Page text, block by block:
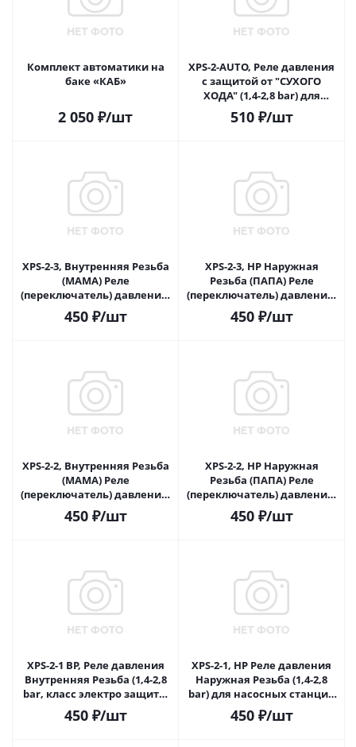
Комплект автоматики на
баке «КАБ»
2 050 ₽/шт
XPS-2-AUTO, Реле давления
c защитой от "СУХОГО
ХОДА" (1,4-2,8 bar) для
насосов и станций
510₽/шт
XPS-2-3, Внутренняя Резьба
(МАМА) Реле
(переключатель) давления,
(2,8-4,2 bar, класс электро
защиты
450₽/шт
XPS-2-3, НР Наружная
Резьба (ПАПА) Реле
(переключатель) давления,
(2,8-4,2 bar)
450₽/шт
XPS-2-2, Внутренняя Резьба
(МАМА) Реле
(переключатель) давления,
(2,1-3,5 bar, класс электро
защиты
450₽/шт
XPS-2-2, НР Наружная
Резьба (ПАПА) Реле
(переключатель) давления,
(2,1-3,5 bar)
450₽/шт
XPS-2-1 ВР, Реле давления
Внутренняя Резьба (1,4-2,8
bar, класс электро защиты
IP-20) для насосных
450₽/шт
XPS-2-1, НР Реле давления
Наружная Резьба (1,4-2,8
bar) для насосных станций
ATQB,ATCP,ATJET
450₽/шт